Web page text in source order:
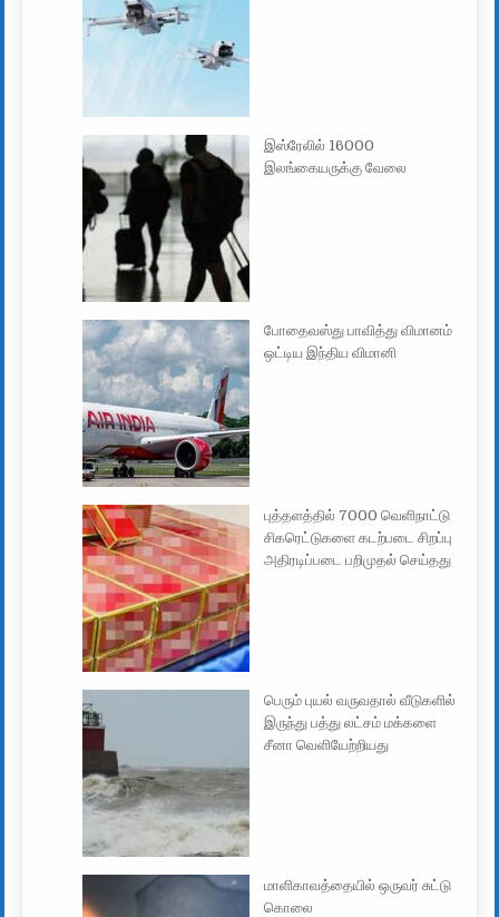
இஸ்ரேலில் 16000
இலங்கையருக்கு வேலை
போதைவஸ்து பாவித்து விமானம்
ஒட்டிய இந்திய விமானி
புத்தளத்தில் 7000 வெளிநாட்டு
சிகரெட்டுகளை கடற்படை சிறப்பு
அதிரடிப்படை பறிமுதல் செய்தது
பெரும் புயல் வருவதால் வீடுகளில்
இருந்து பத்து லட்சம் மக்களை
சீனா வெளியேற்றியது
மாளிகாவத்தையில் ஒருவர் சுட்டு
கொலை